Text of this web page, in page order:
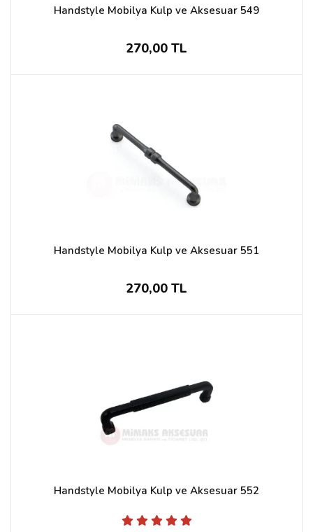
Handstyle Mobilya Kulp ve Aksesuar 549
270,00 TL
Handstyle Mobilya Kulp ve Aksesuar 551
270,00 TL
Handstyle Mobilya Kulp ve Aksesuar 552